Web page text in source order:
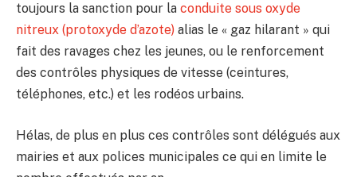
toujours la sanction pour la conduite sous oxyde
nitreux (protoxyde d’azote) alias le « gaz hilarant » qui
fait des ravages chez les jeunes, ou le renforcement
des contrôles physiques de vitesse (ceintures,
téléphones, etc.) et les rodéos urbains.
Hélas, de plus en plus ces contrôles sont délégués aux
mairies et aux polices municipales ce qui en limite le